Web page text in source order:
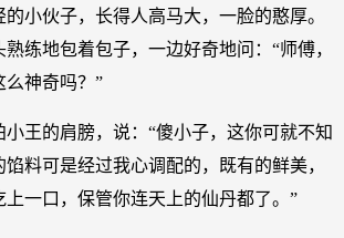
小伙子，长得人高马大，一脸的憨厚。
练地包着包子，一边好奇地问：“师傅，
么神奇吗？”
王的肩膀，说：“傻小子，这你可就不知
料可是经过我心调配的，既有的鲜美，
上一口，保管你连天上的仙丹都了。”